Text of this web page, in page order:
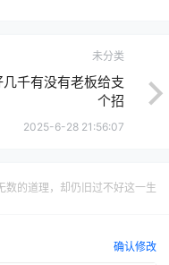
未分类
千有没有老板给支
个招
2025-6-28 21:56:07
数的道理，却仍旧过不好这一生
确认修改